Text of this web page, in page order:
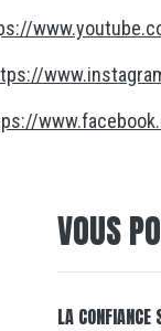
VOUS
LA